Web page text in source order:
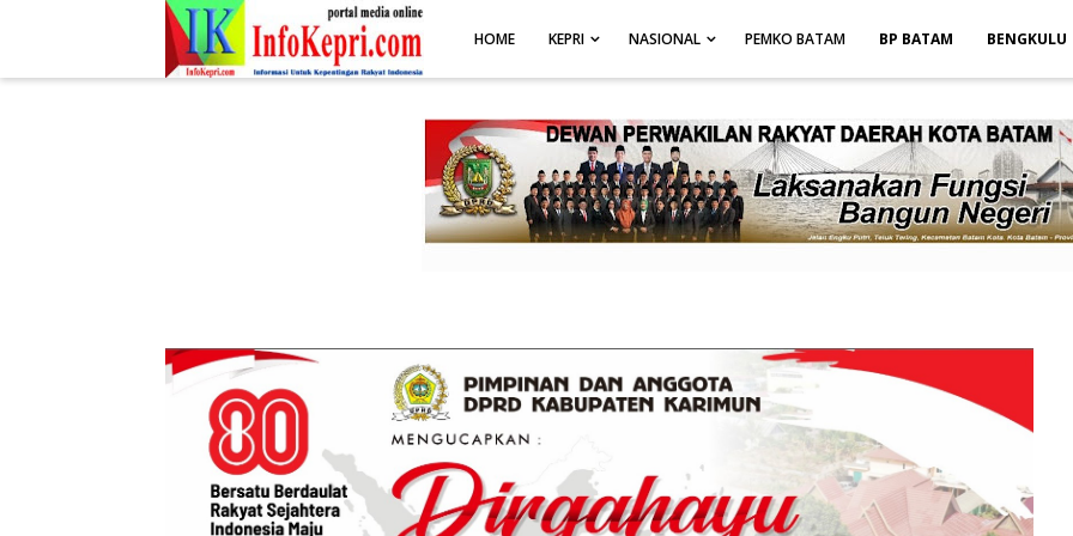
.post-body img { display: block; margin: 0 auto; max-width: 100%; height: auto; }
HOME KEPRI NASIONAL PEMKO BATAM BP BATAM BENGKULU